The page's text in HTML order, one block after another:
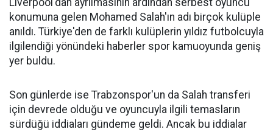
Liverpool'dan ayrılmasının ardından serbest oyuncu
konumuna gelen Mohamed Salah'ın adı birçok kulüple
anıldı. Türkiye'den de farklı kulüplerin yıldız futbolcuyla
ilgilendiği yönündeki haberler spor kamuoyunda geniş
yer buldu.
Son günlerde ise Trabzonspor'un da Salah transferi
için devrede olduğu ve oyuncuyla ilgili temasların
sürdüğü iddiaları gündeme geldi. Ancak bu iddialar